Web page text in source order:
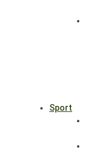
Sport